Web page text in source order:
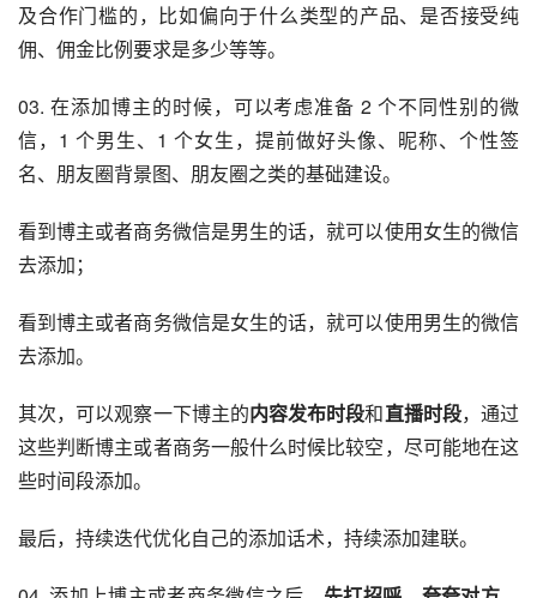
及合作门槛的，比如偏向于什么类型的产品、是否接受纯
佣、佣金比例要求是多少等等。
03. 在添加博主的时候，可以考虑准备 2 个不同性别的微
信，1 个男生、1 个女生，提前做好头像、昵称、个性签
名、朋友圈背景图、朋友圈之类的基础建设。
看到博主或者商务微信是男生的话，就可以使用女生的微信
去添加；
看到博主或者商务微信是女生的话，就可以使用男生的微信
去添加。
其次，可以观察一下博主的内容发布时段和直播时段，通过
这些判断博主或者商务一般什么时候比较空，尽可能地在这
些时间段添加。
最后，持续迭代优化自己的添加话术，持续添加建联。